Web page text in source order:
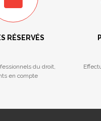
RÉSERVÉS
du droit,
en compte